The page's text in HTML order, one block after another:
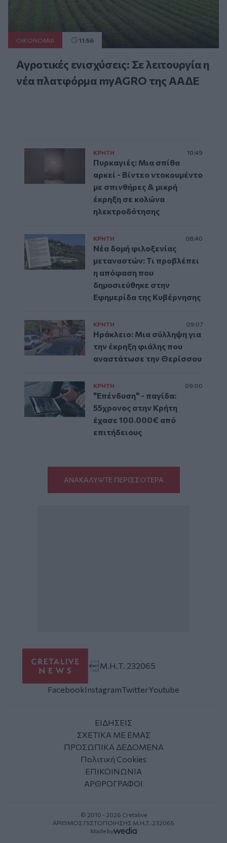
ΟΙΚΟΝΟΜΙΑ 11:56
Αγροτικές ενισχύσεις: Σε λειτουργία η
νέα πλατφόρμα myAGRO της ΑΑΔΕ
ΚΡΗΤΗ 10:49
Πυρκαγιές: Μια σπίθα
αρκεί - Βίντεο ντοκουμέντο
με σπινθήρες & μικρή
έκρηξη σε κολώνα
ηλεκτροδότησης
ΚΡΗΤΗ 08:40
Νέα δομή φιλοξενίας
μεταναστών: Τι προβλέπει
η απόφαση που
δημοσιεύθηκε στην
Εφημερίδα της Κυβέρνησης
ΚΡΗΤΗ 09:07
Ηράκλειο: Μια σύλληψη για
την έκρηξη φιάλης που
αναστάτωσε την Θερίσσου
ΚΡΗΤΗ 09:00
"Επένδυση" - παγίδα:
55χρονος στην Κρήτη
έχασε 100.000€ από
επιτήδειους
ΑΝΑΚΑΛΥΨΤΕ ΠΕΡΙΣΣΟΤΕΡΑ
Μ.Η.Τ. 232065
FacebookInstagramTwitterYoutube
ΕΙΔΗΣΕΙΣ
ΣΧΕΤΙΚΑ ΜΕ ΕΜΑΣ
ΠΡΟΣΩΠΙΚΑ ΔΕΔΟΜΕΝΑ
Πολιτική Cookies
ΕΠΙΚΟΙΝΩΝΙΑ
ΑΡΘΡΟΓΡΑΦΟΙ
© 2010 - 2026 Cretalive
ΑΡΙΘΜΟΣ ΠΙΣΤΟΠΟΙΗΣΗΣ Μ.Η.Τ. 232065
Made by